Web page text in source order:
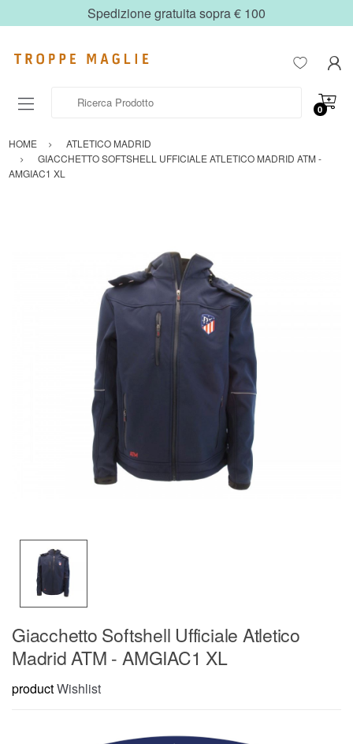
Spedizione gratuita sopra € 100
0
HOME
ATLETICO MADRID
GIACCHETTO SOFTSHELL UFFICIALE ATLETICO MADRID ATM -
AMGIAC1 XL
Giacchetto Softshell Ufficiale Atletico
Madrid ATM - AMGIAC1 XL
productWishlist